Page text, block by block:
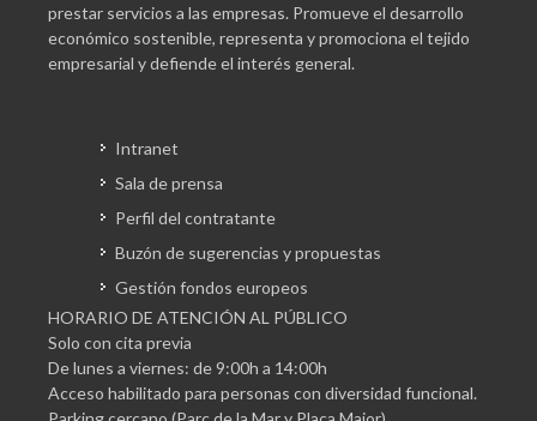
prestar servicios a las empresas. Promueve el desarrollo
económico sostenible, representa y promociona el tejido
empresarial y defiende el interés general.
Intranet
Sala de prensa
Perfil del contratante
Buzón de sugerencias y propuestas
Gestión fondos europeos
HORARIO DE ATENCIÓN AL PÚBLICO
Solo con cita previa
De lunes a viernes: de 9:00h a 14:00h
Acceso habilitado para personas con diversidad funcional.